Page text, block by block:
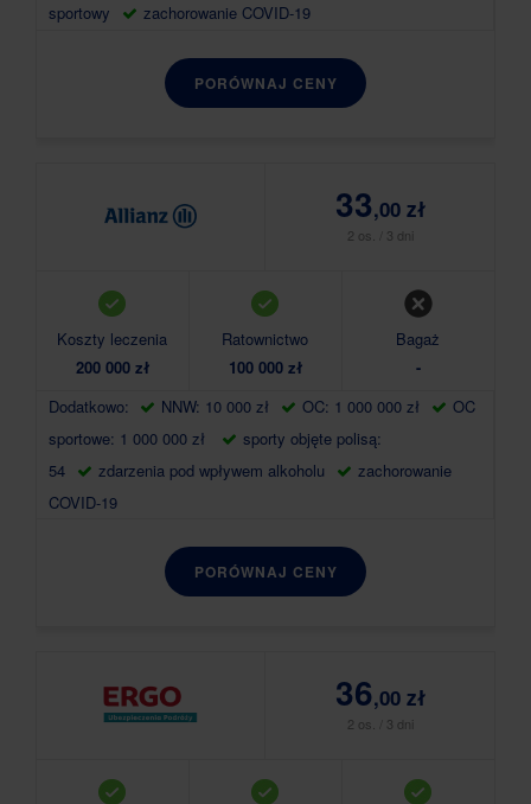
sportowy
zachorowanie COVID-19
PORÓWNAJ CENY
Koszty leczenia
200 000 zł
Ratownictwo
100 000 zł
Bagaż
-
Dodatkowo:
NNW: 10 000 zł OC: 1 000 000 zł
OC
sportowe: 1 000 000 zł
sporty objęte polisą:
54
zdarzenia pod wpływem alkoholu
zachorowanie
COVID-19
33,00 zł
2 os. / 3 dni
PORÓWNAJ CENY
36,00 zł
2 os. / 3 dni